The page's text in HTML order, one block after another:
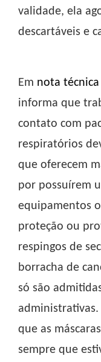
validade, ela
descartáveis e
Em nota
informa que
contato com
respiratórios
que oferecem
por possuírem
equipamentos
proteção ou
respingos de
borracha de
só são
que as
sempre que